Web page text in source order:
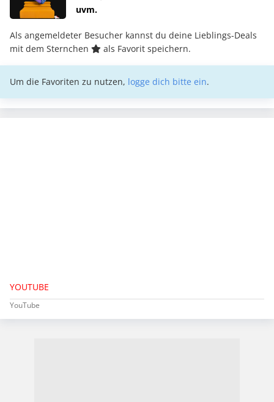
uvm.
Als angemeldeter Besucher kannst du deine Lieblings-Deals
mit dem Sternchen
als Favorit speichern.
Um die Favoriten zu nutzen, logge dich bitte ein.
YOUTUBE
YouTube